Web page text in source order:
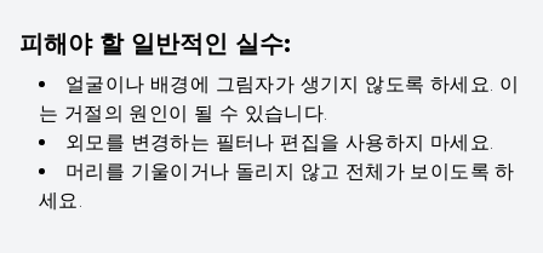
피해야 할 일반적인 실수:
얼굴이나 배경에 그림자가 생기지 않도록 하세요. 이
는 거절의 원인이 될 수 있습니다.
외모를 변경하는 필터나 편집을 사용하지 마세요.
머리를 기울이거나 돌리지 않고 전체가 보이도록 하
세요.